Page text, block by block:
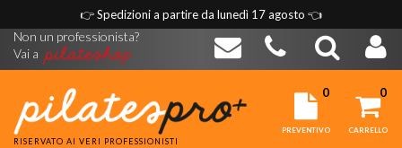
👉Spedizioni a partire da lunedì 17 agosto 👈
Non un professionista?
Vai a
RISERVATO AI VERI PROFESSIONISTI
0
PREVENTIVO
0
CARRELLO